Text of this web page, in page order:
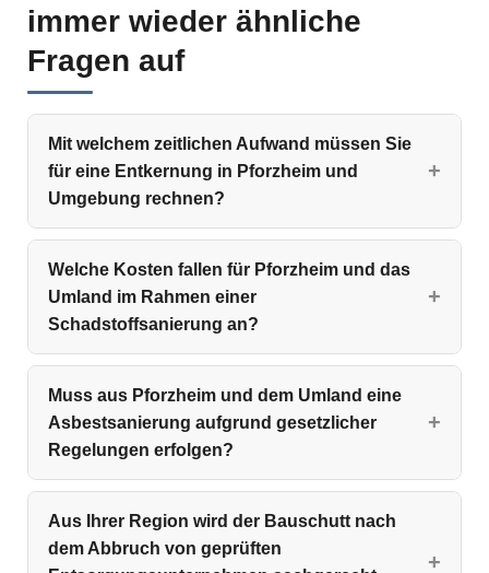
immer wieder ähnliche
Fragen auf
Mit welchem zeitlichen Aufwand müssen Sie
für eine Entkernung in Pforzheim und
Umgebung rechnen?
Welche Kosten fallen für Pforzheim und das
Umland im Rahmen einer
Schadstoffsanierung an?
Muss aus Pforzheim und dem Umland eine
Asbestsanierung aufgrund gesetzlicher
Regelungen erfolgen?
Aus Ihrer Region wird der Bauschutt nach
dem Abbruch von geprüften